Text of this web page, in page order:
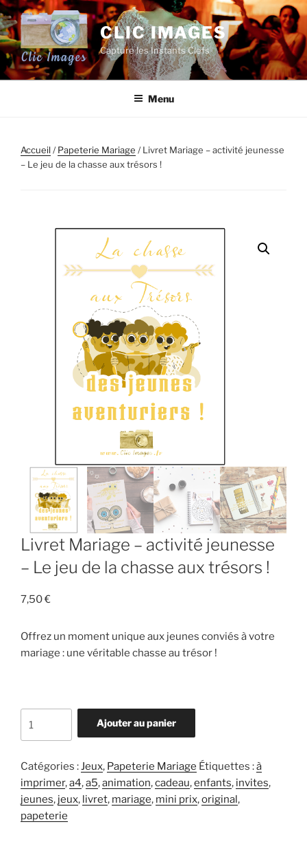
Aller
au
contenu
principal
CLIC IMAGES
Capture les Instants Clefs
Menu
Accueil/Papeterie Mariage / Livret Mariage – activité jeunesse
– Le jeu de la chasse aux trésors !
Livret Mariage – activité jeunesse
– Le jeu de la chasse aux trésors !
7,50€
Offrez un moment unique aux jeunes conviés à votre
mariage : une véritable chasse au trésor !
de
Mariage
-
activité
jeunesse
Ajouter au panier
Catégories :Jeux, Papeterie Mariage Étiquettes :à
imprimer,a4,a5,animation,cadeau,enfants, invites,
jeunes, jeux, livret, mariage, mini prix,original,
papeterie